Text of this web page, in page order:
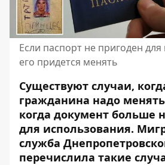
Если паспорт не пригоден
его придется менять
Существуют случаи,
гражданина надо
когда документ больше
для использования.
служба
перечислила такие